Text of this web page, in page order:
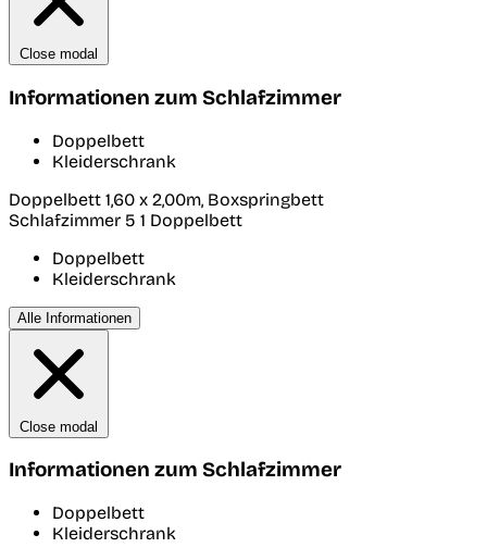
Close modal
Informationen zum Schlafzimmer
Doppelbett
Kleiderschrank
Doppelbett 1,60 x 2,00m, Boxspringbett
Schlafzimmer 5 1 Doppelbett
Doppelbett
Kleiderschrank
Alle Informationen
Close modal
Informationen zum Schlafzimmer
Doppelbett
Kleiderschrank